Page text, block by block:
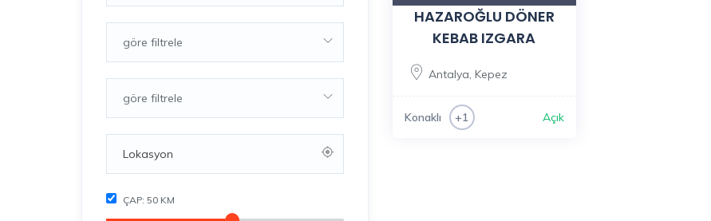
göre filtrele
göre filtrele
ÇAP: 50 KM
HAZAROĞLU DÖNER
KEBAB IZGARA
Antalya, Kepez
Konaklı +1 Açık